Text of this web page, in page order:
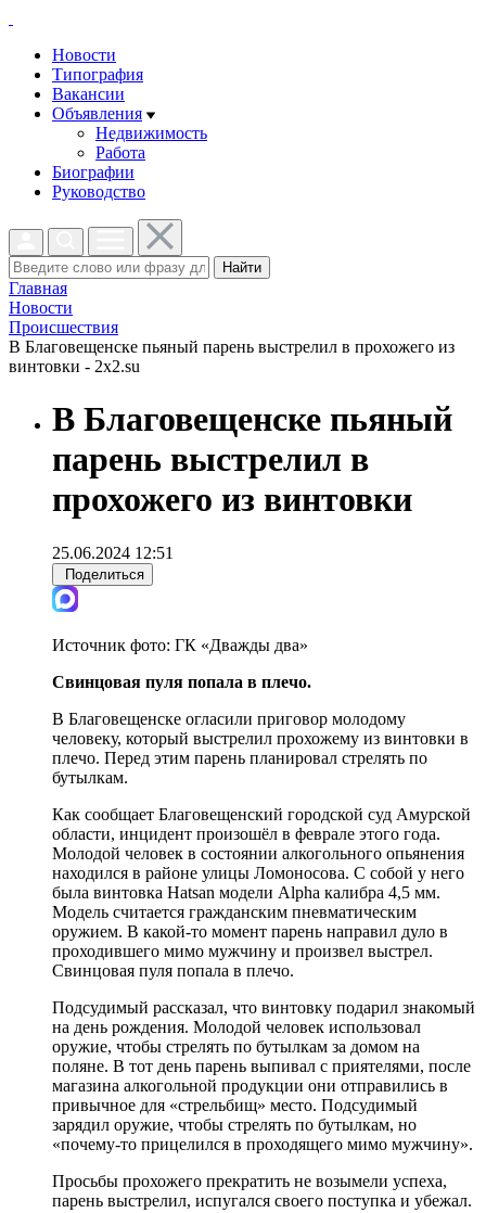
Новости
Типография
Вакансии
Объявления
Недвижимость
Работа
Биографии
Руководство
Найти
Главная
Новости
Проиcшествия
В Благовещенске пьяный парень выстрелил в прохожего из
винтовки - 2x2.su
В Благовещенске пьяный
парень выстрелил в
прохожего из винтовки
25.06.2024 12:51
Поделиться
Источник фото: ГК «Дважды два»
Свинцовая пуля попала в плечо.
В Благовещенске огласили приговор молодому
человеку, который выстрелил прохожему из винтовки в
плечо. Перед этим парень планировал стрелять по
бутылкам.
Как сообщает Благовещенский городской суд Амурской
области, инцидент произошёл в феврале этого года.
Молодой человек в состоянии алкогольного опьянения
находился в районе улицы Ломоносова. С собой у него
была винтовка Hatsan модели Alpha калибра 4,5 мм.
Модель считается гражданским пневматическим
оружием. В какой-то момент парень направил дуло в
проходившего мимо мужчину и произвел выстрел.
Свинцовая пуля попала в плечо.
Подсудимый рассказал, что винтовку подарил знакомый
на день рождения. Молодой человек использовал
оружие, чтобы стрелять по бутылкам за домом на
поляне. В тот день парень выпивал с приятелями, после
магазина алкогольной продукции они отправились в
привычное для «стрельбищ» место. Подсудимый
зарядил оружие, чтобы стрелять по бутылкам, но
«почему-то прицелился в проходящего мимо мужчину».
Просьбы прохожего прекратить не возымели успеха,
парень выстрелил, испугался своего поступка и убежал.